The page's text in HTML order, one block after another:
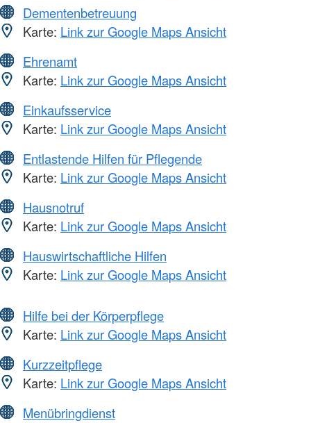
Dementenbetreuung
Karte: Link zur Google Maps Ansicht
Ehrenamt
Karte: Link zur Google Maps Ansicht
Einkaufsservice
Karte: Link zur Google Maps Ansicht
Entlastende Hilfen für Pflegende
Karte: Link zur Google Maps Ansicht
Hausnotruf
Karte: Link zur Google Maps Ansicht
Hauswirtschaftliche Hilfen
Karte: Link zur Google Maps Ansicht
Hilfe bei der Körperpflege
Karte: Link zur Google Maps Ansicht
Kurzzeitpflege
Karte: Link zur Google Maps Ansicht
Menübringdienst